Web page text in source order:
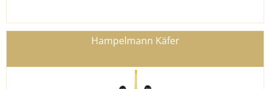
Hampelmann Käfer